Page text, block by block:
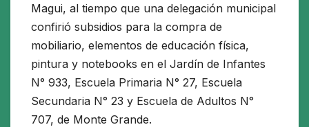
Magui, al tiempo que una delegación municipal
confirió subsidios para la compra de
mobiliario, elementos de educación física,
pintura y notebooks en el Jardín de Infantes
N° 933, Escuela Primaria N° 27, Escuela
Secundaria N° 23 y Escuela de Adultos N°
707, de Monte Grande.